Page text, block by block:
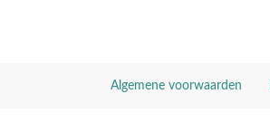
Algemene voorwaarden